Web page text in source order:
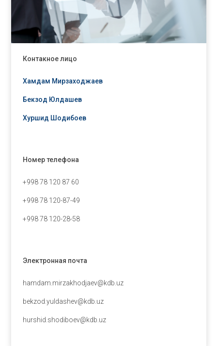
Контакное лицо
Хамдам Мирзаходжаев
Бекзод Юлдашев
Хуршид Шодибоев
Номер телефона
+998 78 120 87 60
+998 78 120-87-49
+998 78 120-28-58
Электронная почта
hamdam.mirzakhodjaev@kdb.uz
bekzod.yuldashev@kdb.uz
hurshid.shodiboev@kdb.uz